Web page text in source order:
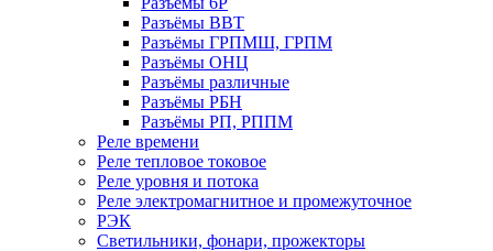
Разъёмы ВВТ
Разъёмы ГРПМШ, ГРПМ
Разъёмы ОНЦ
Разъёмы различные
Разъёмы РБН
Разъёмы РП, РППМ
Реле времени
Реле тепловое токовое
Реле уровня и потока
Реле электромагнитное и промежуточное
РЭК
Светильники, фонари, прожекторы